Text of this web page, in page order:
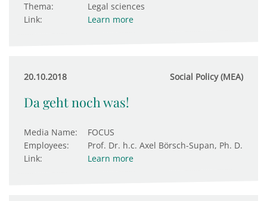
Thema:
Legal sciences
Link:
Learn more
20.10.2018 Social Policy (MEA)
Da geht noch was!
Media Name:
FOCUS
Employees:
Prof. Dr. h.c. Axel Börsch-Supan, Ph. D.
Link:
Learn more